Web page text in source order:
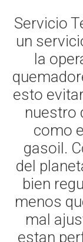
Servicio
un
la
esto
nuestro
como
gasoil.
del
bien
menos
mal
estan